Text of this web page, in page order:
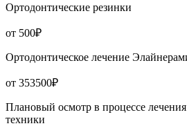
Ортодонтические резинки
от 500₽
Ортодонтическое лечение
от 353500₽
Плановый осмотр в процессе
техники